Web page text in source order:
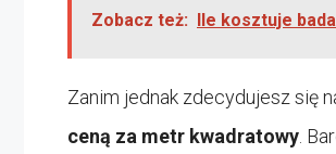
Zobacz też: Ile kosztuje
Zanim jednak zdecydujesz się
ceną za metr kwadratowy .